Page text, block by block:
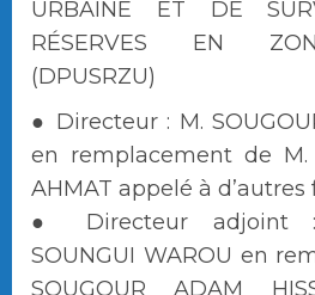
URBAINE ET DE
RÉSERVES EN
(DPUSRZU)
● Directeur : M.
en remplacement de M.
AHMAT appelé à d’autres
● Directeur adjoint :
SOUNGUI WAROU en
SOUGOUR ADAM